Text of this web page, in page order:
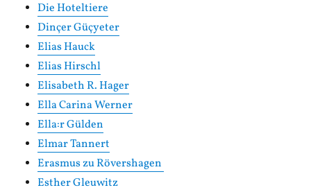
Die Hoteltiere
Dinçer Güçyeter
Elias Hauck
Elias Hirschl
Elisabeth R. Hager
Ella Carina Werner
Ella:r Gülden
Elmar Tannert
Erasmus zu Rövershagen
Esther Gleuwitz